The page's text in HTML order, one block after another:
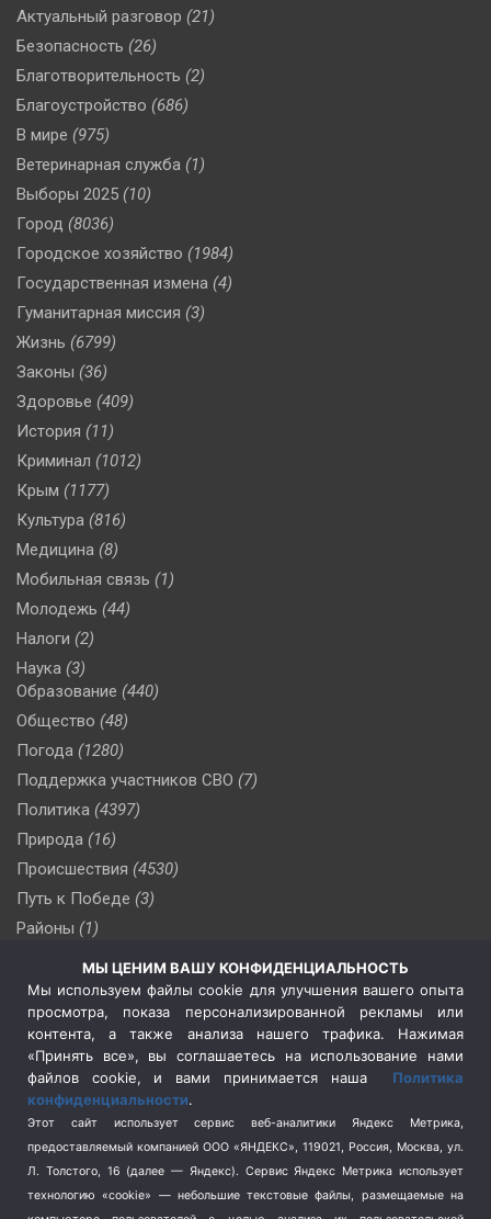
Актуальный разговор (21)
Безопасность (26)
Благотворительность (2)
Благоустройство (686)
В мире (975)
Ветеринарная служба (1)
Выборы 2025 (10)
Город (8036)
Городское хозяйство (1984)
Государственная измена (4)
Гуманитарная миссия (3)
Жизнь (6799)
Законы (36)
Здоровье (409)
История (11)
Криминал (1012)
Крым (1177)
Культура (816)
Медицина (8)
Мобильная связь (1)
Молодежь (44)
Налоги (2)
Наука (3)
Образование (440)
Общество (48)
Погода (1280)
Поддержка участников СВО (7)
Политика (4397)
Природа (16)
Происшествия (4530)
Путь к Победе (3)
Районы (1)
(510)
Сельское хозяйство (3)
Социальная политика
(3)
Спецоперация в Украине
Спецоперация на Украине
(404)
Спорт (740)
Терроризм (1)
Транспорт (262)
МЫ ЦЕНИМ ВАШУ КОНФИДЕНЦИАЛЬНОСТЬ
Мы используем файлы cookie для улучшения вашего опыта
просмотра, показа персонализированной рекламы или
контента, а также анализа нашего трафика. Нажимая
«Принять все», вы соглашаетесь на использование нами
файлов cookie, и вами принимается наша Политика
конфиденциальности.
Этот сайт использует сервис веб-аналитики Яндекс Метрика,
предоставляемый компанией ООО «ЯНДЕКС», 119021, Россия, Москва, ул.
Л. Толстого, 16 (далее — Яндекс). Сервис Яндекс Метрика использует
технологию «cookie» — небольшие текстовые файлы, размещаемые на